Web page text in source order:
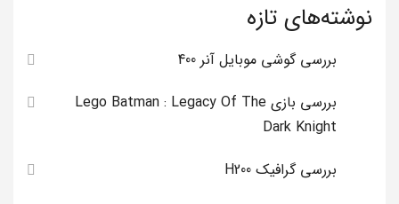
نوشته‌های تازه
بررسی گوشی موبایل آنر 400
بررسی بازی Lego Batman : Legacy Of The
Dark Knight
بررسی گرافیک H200